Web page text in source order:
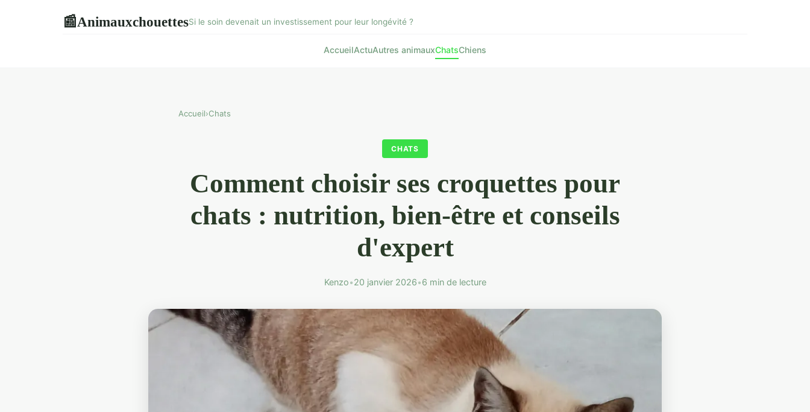
📰AnimauxchouettesSi le soin devenait un investissement pour leur longévité ?
AccueilActuAutres animauxChatsChiens
Accueil›Chats
CHATS
Comment choisir ses croquettes pour
chats : nutrition, bien-être et conseils
d'expert
Kenzo•20 janvier 2026•6 min de lecture